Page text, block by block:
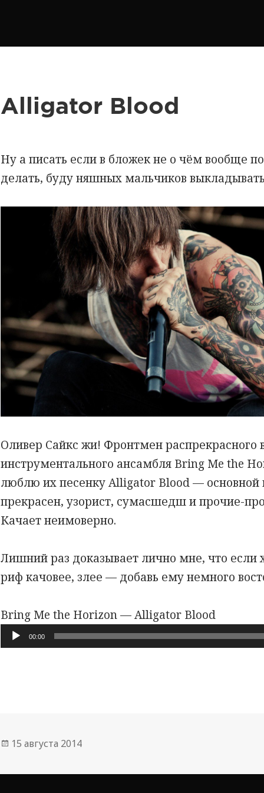
Alligator Blood
Ну а писать если в бложек не о чём вообще
делать, буду няшных мальчиков
Оливер Сайкс жи! Фронтмен распрекрасного
инструментального ансамбля Bring Me the
люблю их песенку Alligator Blood — основной
прекрасен, узорист, сумасшедш и прочие-
Качает неимоверно.
Лишний раз доказывает лично мне, что если
риф качовее, злее — добавь ему немного
Bring Me the Horizon — Alligator Blood
Аудиоплеер
00:00
Опубликовано
15 августа 2014